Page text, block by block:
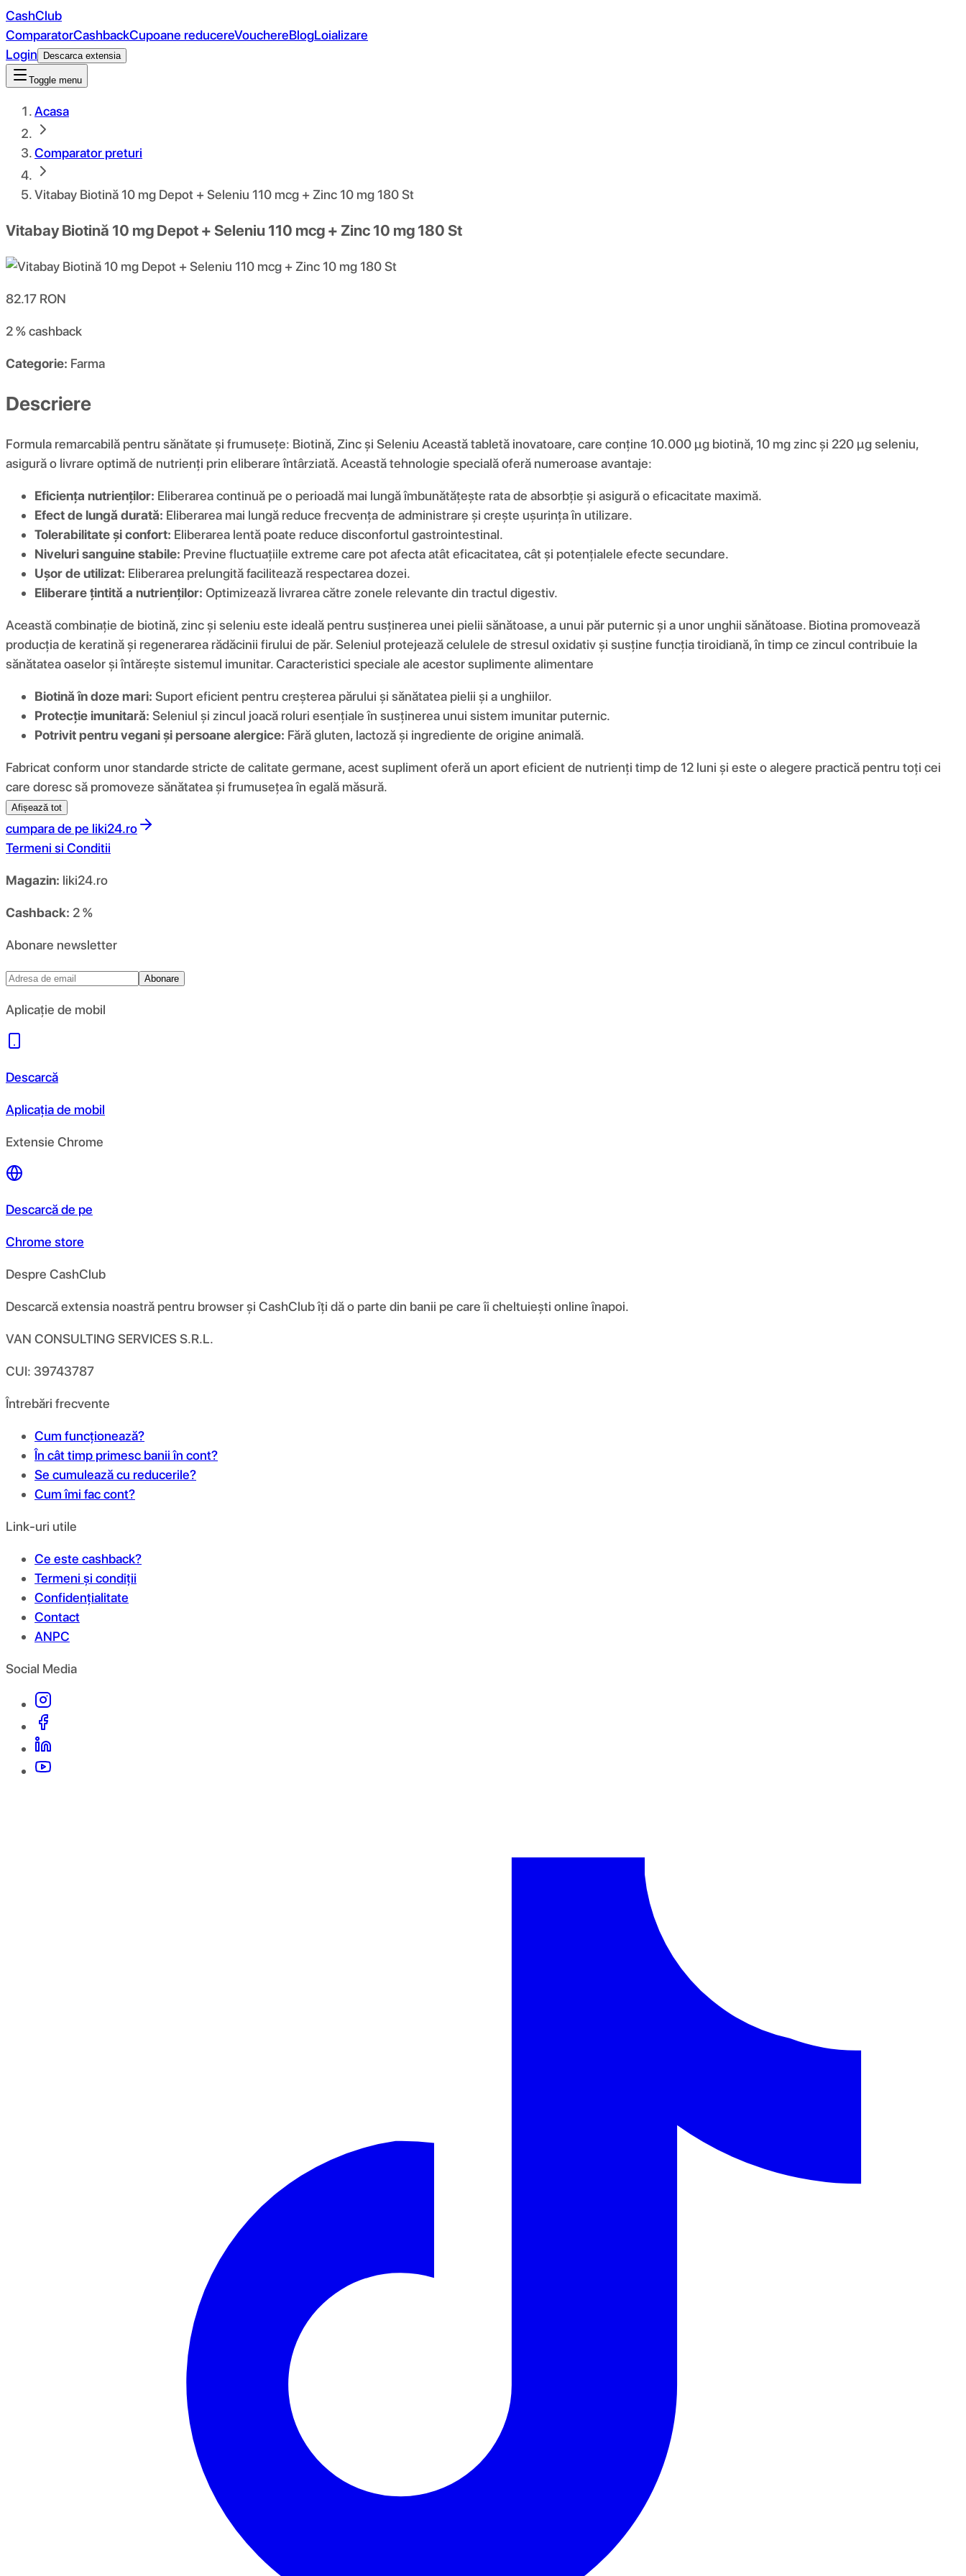
CashClub
ComparatorCashbackCupoane reducereVouchereBlogLoializare
Login
Descarca extensia
Toggle menu
Acasa
Comparator preturi
Vitabay Biotină 10 mg Depot + Seleniu 110 mcg + Zinc 10 mg 180 St
Vitabay Biotină 10 mg Depot + Seleniu 110 mcg + Zinc 10 mg 180 St
82.17 RON
2 %cashback
Categorie: Farma
Descriere
Formula remarcabilă pentru sănătate și frumusețe: Biotină, Zinc și Seleniu Această tabletă inovatoare, care conține 10.000 µg biotină, 10 mg zinc și 220 µg seleniu,
asigură o livrare optimă de nutrienți prin eliberare întârziată. Această tehnologie specială oferă numeroase avantaje:
Eficiența nutrienților: Eliberarea continuă pe o perioadă mai lungă îmbunătățește rata de absorbție și asigură o eficacitate maximă.
Efect de lungă durată: Eliberarea mai lungă reduce frecvența de administrare și crește ușurința în utilizare.
Tolerabilitate și confort: Eliberarea lentă poate reduce disconfortul gastrointestinal.
Niveluri sanguine stabile: Previne fluctuațiile extreme care pot afecta atât eficacitatea, cât și potențialele efecte secundare.
Ușor de utilizat: Eliberarea prelungită facilitează respectarea dozei.
Eliberare țintită a nutrienților: Optimizează livrarea către zonele relevante din tractul digestiv.
Această combinație de biotină, zinc și seleniu este ideală pentru susținerea unei pielii sănătoase, a unui păr puternic și a unor unghii sănătoase. Biotina promovează
producția de keratină și regenerarea rădăcinii firului de păr. Seleniul protejează celulele de stresul oxidativ și susține funcția tiroidiană, în timp ce zincul contribuie la
sănătatea oaselor și întărește sistemul imunitar. Caracteristici speciale ale acestor suplimente alimentare
Biotină în doze mari: Suport eficient pentru creșterea părului și sănătatea pielii și a unghiilor.
Protecție imunitară: Seleniul și zincul joacă roluri esențiale în susținerea unui sistem imunitar puternic.
Potrivit pentru vegani și persoane alergice: Fără gluten, lactoză și ingrediente de origine animală.
Fabricat conform unor standarde stricte de calitate germane, acest supliment oferă un aport eficient de nutrienți timp de 12 luni și este o alegere practică pentru toți cei
care doresc să promoveze sănătatea și frumusețea în egală măsură.
Afișează tot
cumpara de pe liki24.ro
Termeni si Conditii
Magazin: liki24.ro
Cashback: 2 %
Abonare newsletter
Abonare
Aplicație de mobil
Descarcă
Aplicația de mobil
Extensie Chrome
Descarcă de pe
Chrome store
Despre CashClub
Descarcă extensia noastră pentru browser și CashClub îți dă o parte din banii pe care îi cheltuiești online înapoi.
VAN CONSULTING SERVICES S.R.L.
CUI: 39743787
Întrebări frecvente
Cum funcționează?
În cât timp primesc banii în cont?
Se cumulează cu reducerile?
Cum îmi fac cont?
Link-uri utile
Ce este cashback?
Termeni și condiții
Confidențialitate
Contact
ANPC
Social Media